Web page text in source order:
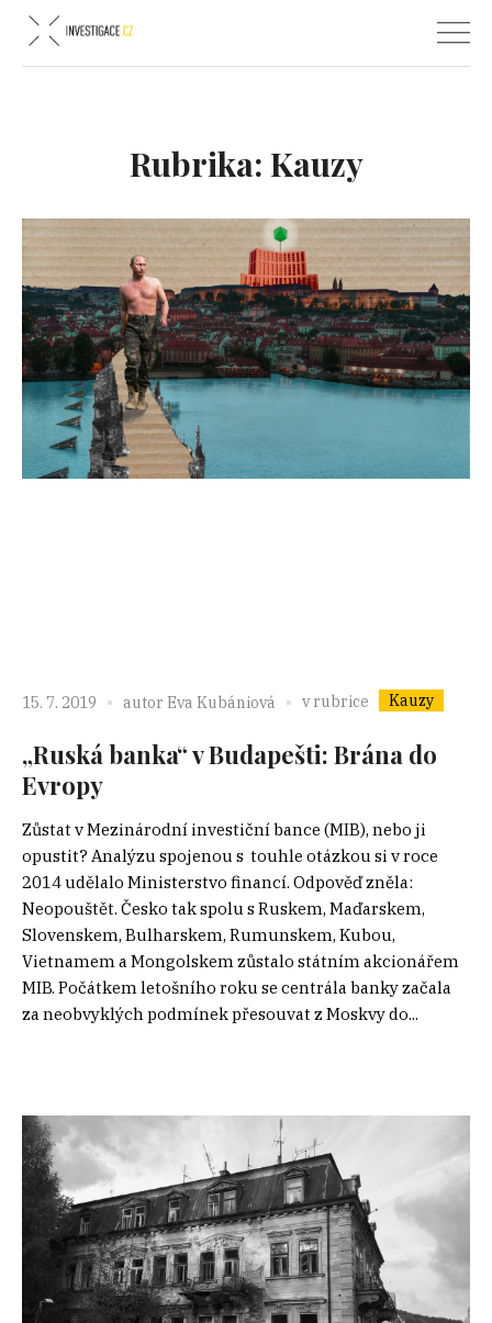
Rubrika: Kauzy
15. 7. 2019 autor Eva Kubániová v rubrice Kauzy
„Ruská banka“ v Budapešti: Brána do
Evropy
Zůstat v Mezinárodní investiční bance (MIB), nebo ji
opustit? Analýzu spojenou s touhle otázkou si v roce
2014 udělalo Ministerstvo financí. Odpověď zněla:
Neopouštět. Česko tak spolu s Ruskem, Maďarskem,
Slovenskem, Bulharskem, Rumunskem, Kubou,
Vietnamem a Mongolskem zůstalo státním akcionářem
MIB. Počátkem letošního roku se centrála banky začala
za neobvyklých podmínek přesouvat z Moskvy do...